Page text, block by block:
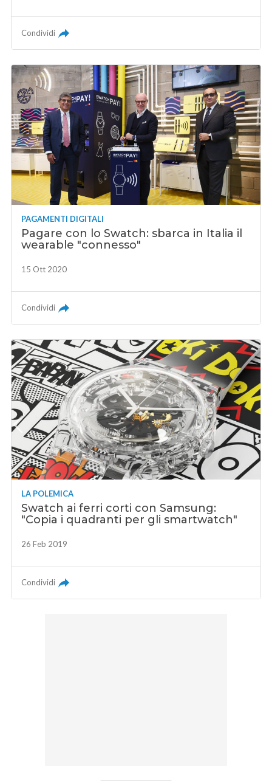
Condividi
PAGAMENTI DIGITALI
Pagare con lo Swatch: sbarca in Italia il
wearable "connesso"
15 Ott 2020
Condividi
LA POLEMICA
Swatch ai ferri corti con Samsung:
"Copia i quadranti per gli smartwatch"
26 Feb 2019
Condividi